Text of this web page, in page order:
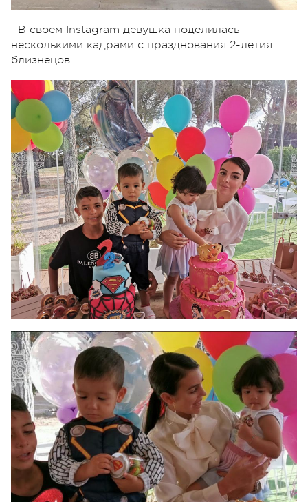
В своем Instagram девушка поделилась
несколькими кадрами с празднования 2-летия
близнецов.